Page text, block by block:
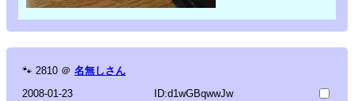
🐾 2810 ＠ 名無しさん
2008-01-23
ID:d1wGBqwwJw